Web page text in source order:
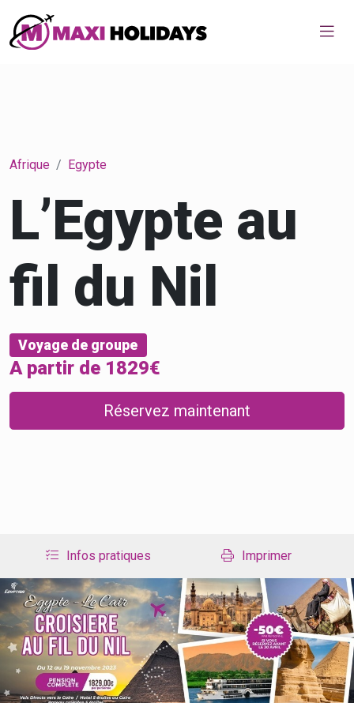
Home
Afrique Egypte
L’Egypte au
fil du Nil
Voyage de groupe
A partir de 1829€
Réservez maintenant
Infos pratiques Imprimer